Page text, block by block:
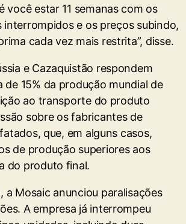
você estar 11 semanas com os
e os preços subindo,
cada vez mais restrita”, disse.
e Cazaquistão respondem
de 15% da produção mundial de
ao transporte do produto
sobre os fabricantes de
que, em alguns casos,
de produção superiores aos
do produto final.
a Mosaic anunciou paralisações
A empresa já interrompeu